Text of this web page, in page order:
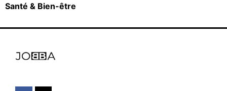
Santé & Bien-être